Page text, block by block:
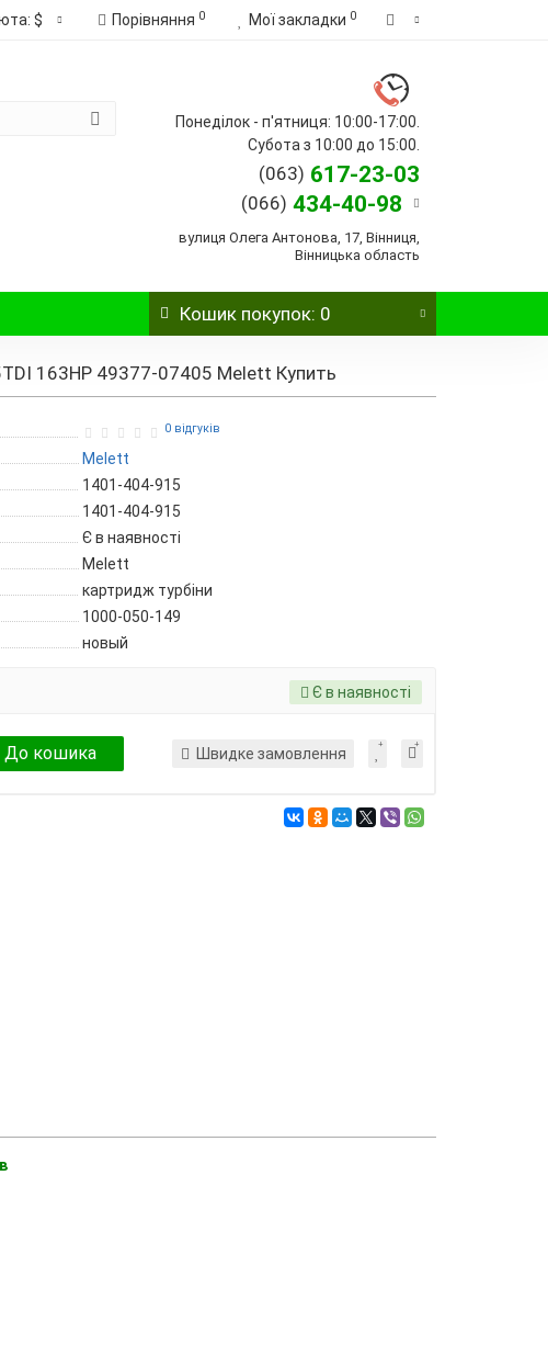
$ Порівняння 0 Мої закладки 0
Понеділок - п'ятниця: 10:00-17:00.
Субота з 10:00 до 15:00.
(063) 617-23-03
(066) 434-40-98
вулиця Олега Антонова, 17, Вінниця,
Вінницька область
Кошикпокупок: 0
163HP 49377-07405 Melett Купить
0 відгуків
Melett
1401-404-915
1401-404-915
Є в наявності
Melett
картридж турбіни
1000-050-149
новый
Є в наявності
До кошика Швидке замовлення